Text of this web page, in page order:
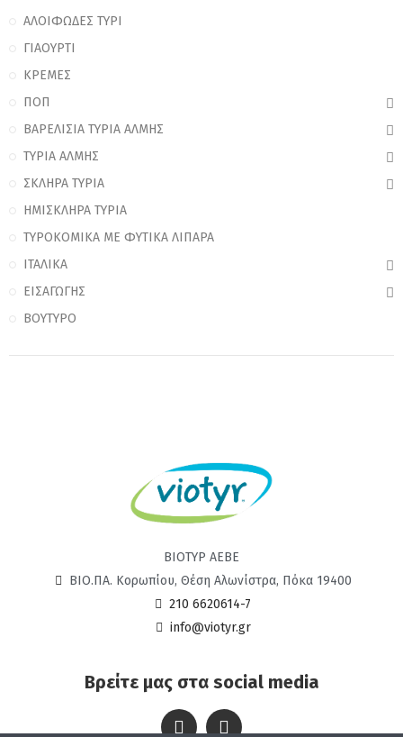
ΑΛΟΙΦΩΔΕΣ ΤΥΡΙ
ΓΙΑΟΥΡΤΙ
ΚΡΕΜΕΣ
ΠΟΠ
ΒΑΡΕΛΙΣΙΑ ΤΥΡΙΑ ΑΛΜΗΣ
ΤΥΡΙΑ ΑΛΜΗΣ
ΣΚΛΗΡΑ ΤΥΡΙΑ
ΗΜΙΣΚΛΗΡΑ ΤΥΡΙΑ
ΤΥΡΟΚΟΜΙΚΑ ΜΕ ΦΥΤΙΚΑ ΛΙΠΑΡΑ
ΙΤΑΛΙKA
ΕΙΣΑΓΩΓΗΣ
ΒΟΥΤΥΡΟ
ΒΙΟΤΥΡ ΑΕΒΕ
ΒΙΟ.ΠΑ. Κορωπίου, Θέση Αλωνίστρα, Πόκα 19400
210 6620614-7
info@viotyr.gr
Βρείτε μας στα social media